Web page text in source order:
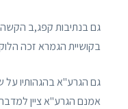
גם בנתיבות קפג,ב
בקושיית הגמרא זכה
גם הגרע"א בהגהותיו
אמנם הגרע"א ציין